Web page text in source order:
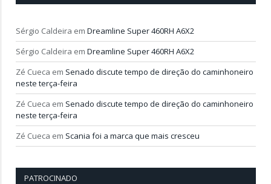
Sérgio Caldeira em Dreamline Super 460RH A6X2
Sérgio Caldeira em Dreamline Super 460RH A6X2
Zé Cueca em Senado discute tempo de direção do caminhoneiro
neste terça-feira
Zé Cueca em Senado discute tempo de direção do caminhoneiro
neste terça-feira
Zé Cueca em Scania foi a marca que mais cresceu
PATROCINADO